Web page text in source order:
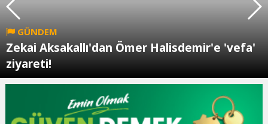
GÜNDEM
Zekai Aksakallı'dan Ömer Halisdemir'e 'vefa'
ziyareti!